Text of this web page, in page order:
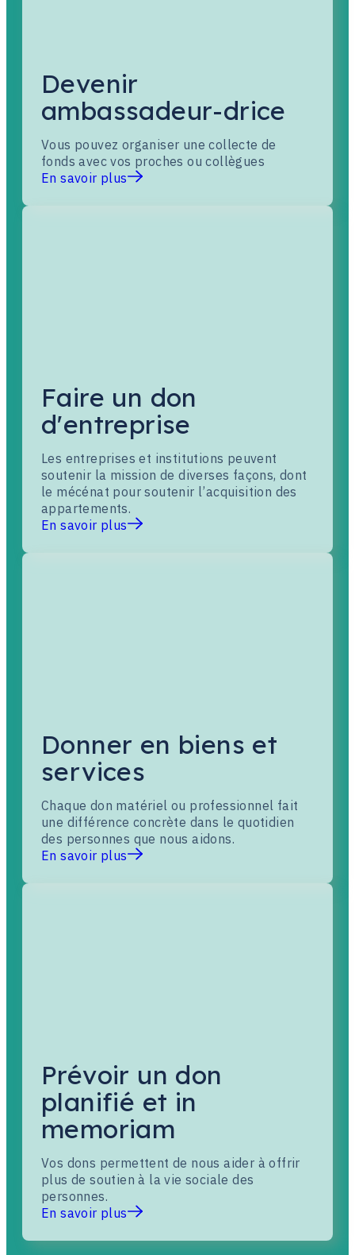
Devenir
ambassadeur-drice
Vous pouvez organiser une collecte de
fonds avec vos proches ou collègues
En savoir plus
Faire un don
d'entreprise
Les entreprises et institutions peuvent
soutenir la mission de diverses façons, dont
le mécénat pour soutenir l’acquisition des
appartements.
En savoir plus
Donner en biens et
services
Chaque don matériel ou professionnel fait
une différence concrète dans le quotidien
des personnes que nous aidons.
En savoir plus
Prévoir un don
planifié et in
memoriam
Vos dons permettent de nous aider à offrir
plus de soutien à la vie sociale des
personnes.
En savoir plus